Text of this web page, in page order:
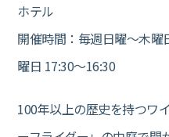
ホテル
開催時間：毎週日曜～木曜
曜日 17:30～16:30
100年以上の歴史を持つワ